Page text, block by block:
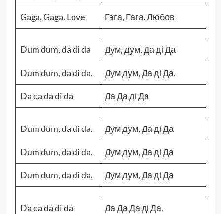
Gaga, Gaga. Love Гага, Гага. Любов
Dum dum, da di da Дум, дум, Да ді Да
Dum dum, da di da, Дум дум, Да ді Да,
Da da da di da. Да Да ді Да
Dum dum, da di da. Дум дум, Да ді Да
Dum dum, da di da, Дум дум, Да ді Да
Dum dum, da di da, Дум дум, Да ді Да
Da da da di da. Да Да Да ді Да.